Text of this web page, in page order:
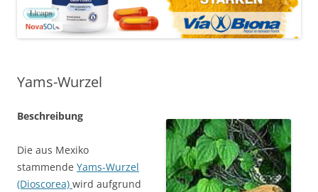
Yams-Wurzel
Beschreibung
Die aus Mexiko
stammende Yams-Wurzel
(Dioscorea) wird aufgrund